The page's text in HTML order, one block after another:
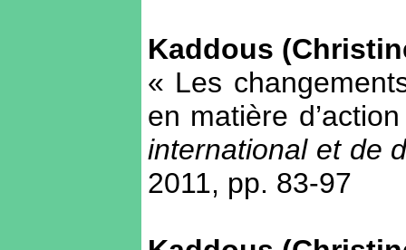
Kaddous
« Les
en matière
international et de
2011, pp. 83-97